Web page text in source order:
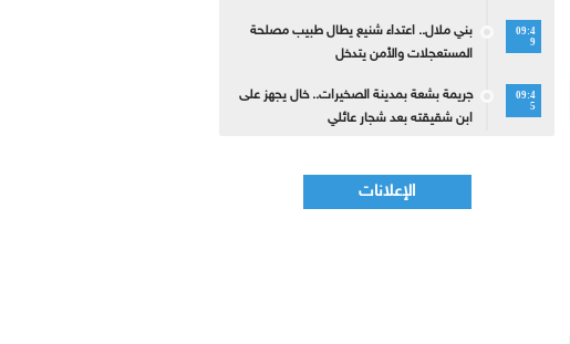
09:4
9
بني ملال.. اعتداء شنيع يطال طبيب مصلحة
المستعجلات والأمن يتدخل
09:4
5
جريمة بشعة بمدينة الصخيرات.. خال يجهز على
ابن شقيقته بعد شجار عائلي
الإعلانات